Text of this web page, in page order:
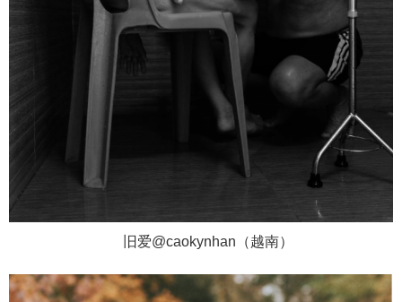
旧爱@caokynhan（越南）